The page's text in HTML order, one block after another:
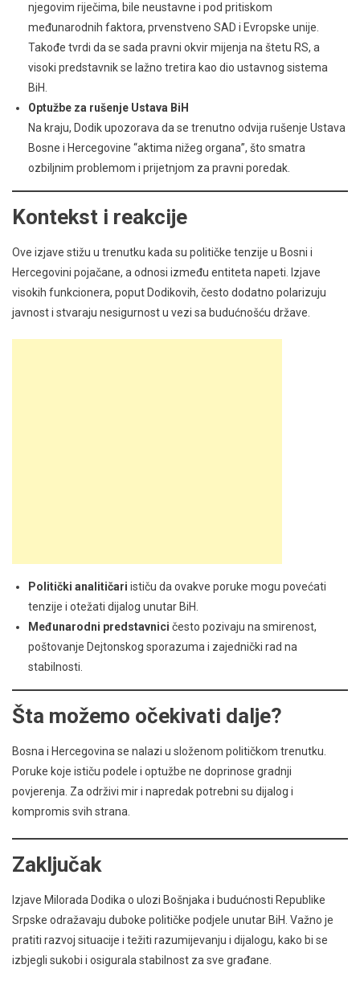
njegovim riječima, bile neustavne i pod pritiskom
međunarodnih faktora, prvenstveno SAD i Evropske unije.
Takođe tvrdi da se sada pravni okvir mijenja na štetu RS, a
visoki predstavnik se lažno tretira kao dio ustavnog sistema
BiH.
Optužbe za rušenje Ustava BiH
Na kraju, Dodik upozorava da se trenutno odvija rušenje Ustava
Bosne i Hercegovine “aktima nižeg organa”, što smatra
ozbiljnim problemom i prijetnjom za pravni poredak.
Kontekst i reakcije
Ove izjave stižu u trenutku kada su političke tenzije u Bosni i
Hercegovini pojačane, a odnosi između entiteta napeti. Izjave
visokih funkcionera, poput Dodikovih, često dodatno polarizuju
javnost i stvaraju nesigurnost u vezi sa budućnošću države.
Politički analitičari ističu da ovakve poruke mogu povećati
tenzije i otežati dijalog unutar BiH.
Međunarodni predstavnici često pozivaju na smirenost,
poštovanje Dejtonskog sporazuma i zajednički rad na
stabilnosti.
Šta možemo očekivati dalje?
Bosna i Hercegovina se nalazi u složenom političkom trenutku.
Poruke koje ističu podele i optužbe ne doprinose gradnji
povjerenja. Za održivi mir i napredak potrebni su dijalog i
kompromis svih strana.
Zaključak
Izjave Milorada Dodika o ulozi Bošnjaka i budućnosti Republike
Srpske odražavaju duboke političke podjele unutar BiH. Važno je
pratiti razvoj situacije i težiti razumijevanju i dijalogu, kako bi se
izbjegli sukobi i osigurala stabilnost za sve građane.